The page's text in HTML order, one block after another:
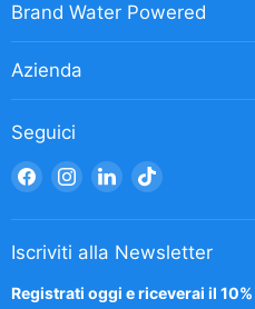
Brand Water Powered
Azienda
Seguici
Trovaci
Facebook
Trovaci
Instagram
Trovaci
LinkedIn
Trovaci
TikTok
Iscriviti alla Newsletter
Registrati oggi e riceverai il